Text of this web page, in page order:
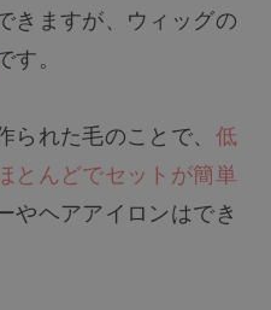
きますが、ウィッグの
す。
られた毛のことで、 低
とんどでセットが簡単
やヘアアイロンはでき